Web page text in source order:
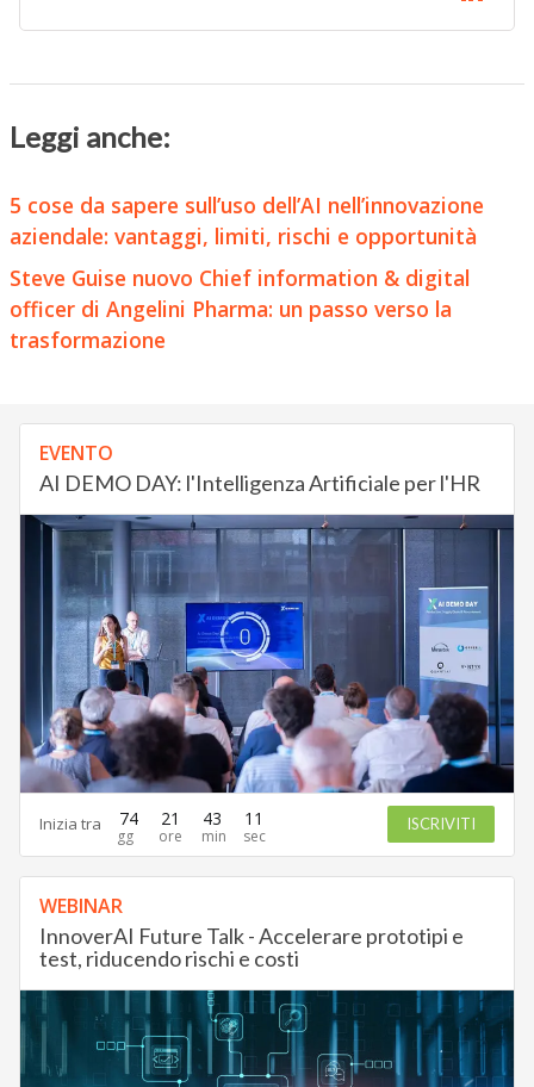
Leggi anche:
5 cose da sapere sull’uso dell’AI nell’innovazione
aziendale: vantaggi, limiti, rischi e opportunità
Steve Guise nuovo Chief information & digital
officer di Angelini Pharma: un passo verso la
trasformazione
EVENTO
AI DEMO DAY: l'Intelligenza Artificiale per l'HR
Inizia tra 74 21 43 10 ISCRIVITI
WEBINAR
InnoverAI Future Talk - Accelerare prototipi e
test, riducendo rischi e costi